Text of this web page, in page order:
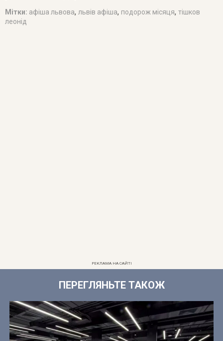
Мітки: афіша львова, львів афіша, подорож місяця, тішков
леонід
РЕКЛАМА НА САЙТІ
ПЕРЕГЛЯНЬТЕ ТАКОЖ